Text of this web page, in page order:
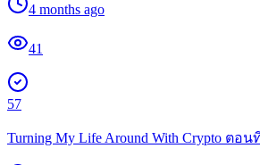
4 months ago
41
57
Turning My Life Around With Crypto ตอน